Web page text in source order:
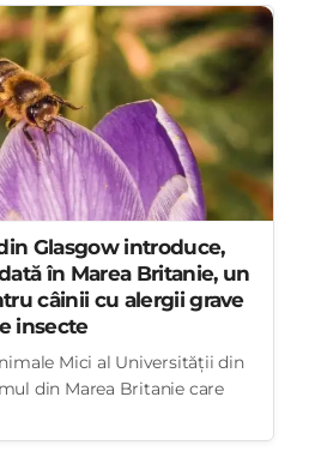
Glasgow introduce,
în Marea Britanie, un
câinii cu alergii grave
insecte
Mici al Universității din
din Marea Britanie care